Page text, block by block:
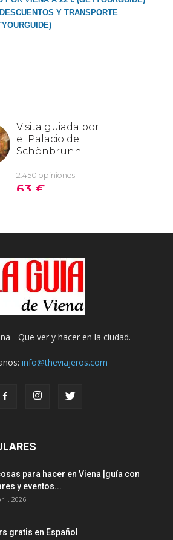
Y TRANSPORTE
- Que ver y hacer en la ciudad.
info@theviajeros.com
para hacer en Viena [guía con
y eventos...
2026
gratis en Español